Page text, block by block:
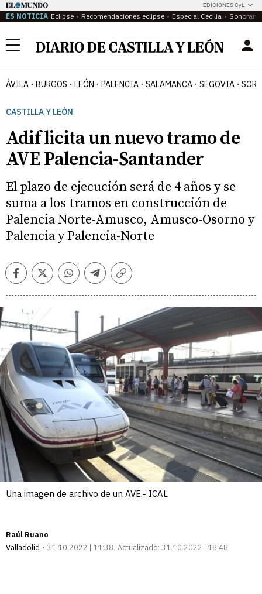
EDICIONES CyL
ES NOTICIA Eclipse Recomendaciones eclipse Especial Cecilia
Menú
ÁVILA BURGOS LEÓN PALENCIA SALAMANCA SEGOVIA
CASTILLA Y LEÓN
Adif licita un nuevo tramo de
AVE Palencia-Santander
El plazo de ejecución será de 4 años y se
suma a los tramos en construcción de
Palencia Norte-Amusco, Amusco-Osorno y
Palencia y Palencia-Norte
FacebookTwitterWhatsappTelegramCopiar
Una imagen de archivo de un AVE.- ICAL
Raúl Ruano
Valladolid
31.10.2022 | 11:38 Actualizado: 31.10.2022 | 18:48